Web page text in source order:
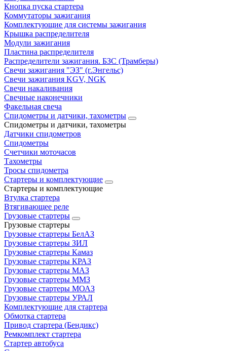
Кнопка пуска стартера
Коммутаторы зажигания
Комплектующие для системы зажигания
Крышка распределителя
Модули зажигания
Пластина распределителя
Распределители зажигания. БЗС (Трамберы)
Свечи зажигания "ЭЗ" (г.Энгельс)
Свечи зажигания KGV, NGK
Свечи накаливания
Свечные наконечники
Факельная свеча
Спидометры и датчики, тахометры
Спидометры и датчики, тахометры
Датчики спидометров
Спидометры
Счетчики моточасов
Тахометры
Тросы спидометра
Стартеры и комплектующие
Стартеры и комплектующие
Втулка стартера
Втягивающее реле
Грузовые стартеры
Грузовые стартеры
Грузовые стартеры БелАЗ
Грузовые стартеры ЗИЛ
Грузовые стартеры Камаз
Грузовые стартеры КРАЗ
Грузовые стартеры МАЗ
Грузовые стартеры ММЗ
Грузовые стартеры МОАЗ
Грузовые стартеры УРАЛ
Комплектующие для стартера
Обмотка стартера
Привод стартера (Бендикс)
Ремкомплект стартера
Стартер автобуса